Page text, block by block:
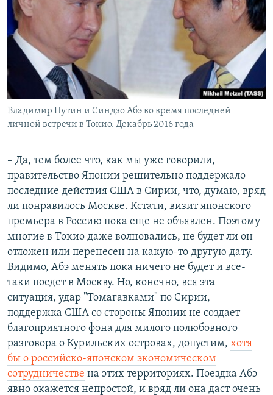
Владимир Путин и Синдзо Абэ во время последней
личной встречи в Токио. Декабрь 2016 года
– Да, тем более что, как мы уже говорили,
правительство Японии решительно поддержало
последние действия США в Сирии, что, думаю, вряд
ли понравилось Москве. Кстати, визит японского
премьера в Россию пока еще не объявлен. Поэтому
многие в Токио даже волновались, не будет ли он
отложен или перенесен на какую-то другую дату.
Видимо, Абэ менять пока ничего не будет и все-
таки поедет в Москву. Но, конечно, вся эта
ситуация, удар "Томагавками" по Сирии,
поддержка США со стороны Японии не создает
благоприятного фона для милого полюбовного
разговора о Курильских островах, допустим, хотя
бы о российско-японском экономическом
сотрудничестве на этих территориях. Поездка Абэ
явно окажется непростой, и вряд ли она даст очень